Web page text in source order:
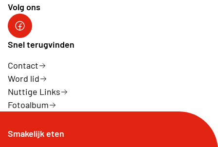
Volg ons
Neos Hasselt
Snel terugvinden
Contact
Word lid
Nuttige Links
Fotoalbum
Smakelijk eten